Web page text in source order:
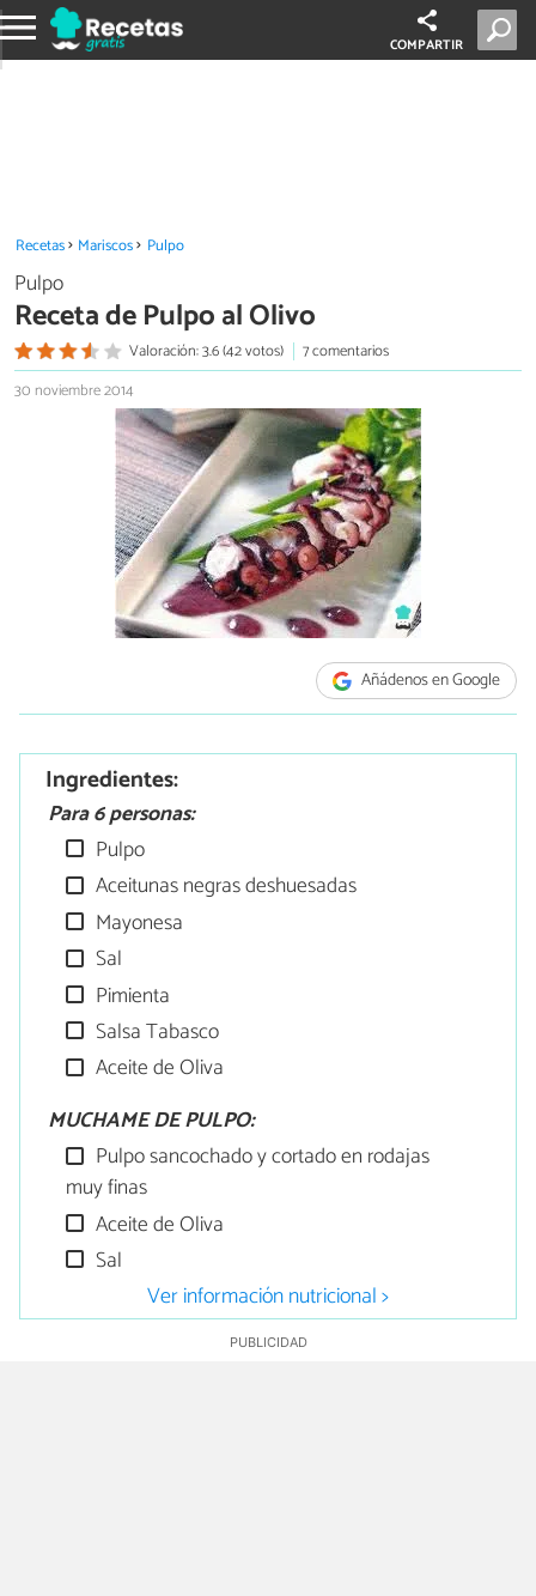
COMPARTIR
Recetas Mariscos Pulpo
Pulpo
Receta de Pulpo al Olivo
Valoración: 3.6 (42 votos)
7 comentarios
30 noviembre 2014
Añádenos en Google
Ingredientes:
Para 6 personas:
Pulpo
Aceitunas negras deshuesadas
Mayonesa
Sal
Pimienta
Salsa Tabasco
Aceite de Oliva
MUCHAME DE PULPO:
Pulpo sancochado y cortado en rodajas
muy finas
Aceite de Oliva
Sal
Ver información nutricional >